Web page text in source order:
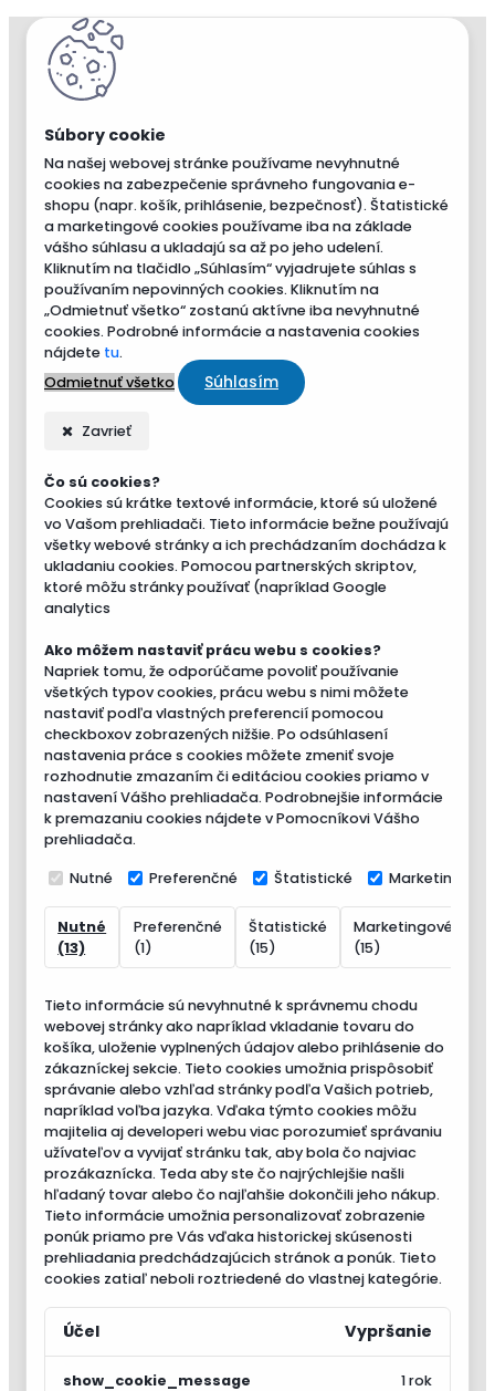
Na našej webovej stránke používame nevyhnutné
cookies na zabezpečenie správneho fungovania e-
shopu (napr. košík, prihlásenie, bezpečnosť). Štatistické
a marketingové cookies používame iba na základe
vášho súhlasu a ukladajú sa až po jeho udelení.
Kliknutím na tlačidlo „Súhlasím“ vyjadrujete súhlas s
používaním nepovinných cookies. Kliknutím na
„Odmietnuť všetko“ zostanú aktívne iba nevyhnutné
cookies. Podrobné informácie a nastavenia cookies
nájdete tu.
Odmietnuť všetko
Súhlasím
Zavrieť
Čo sú cookies?
Cookies sú krátke textové informácie, ktoré sú uložené
vo Vašom prehliadači. Tieto informácie bežne používajú
všetky webové stránky a ich prechádzaním dochádza k
ukladaniu cookies. Pomocou partnerských skriptov,
ktoré môžu stránky používať (napríklad Google
analytics
Ako môžem nastaviť prácu webu s cookies?
Napriek tomu, že odporúčame povoliť používanie
všetkých typov cookies, prácu webu s nimi môžete
nastaviť podľa vlastných preferencií pomocou
checkboxov zobrazených nižšie. Po odsúhlasení
nastavenia práce s cookies môžete zmeniť svoje
rozhodnutie zmazaním či editáciou cookies priamo v
nastavení Vášho prehliadača. Podrobnejšie informácie
k premazaniu cookies nájdete v Pomocníkovi Vášho
prehliadača.
Nutné Preferenčné Štatistické Marketingové
Nutné
(13)
Preferenčné
(1)
Štatistické
(15)
Marketingové
(15)
Tieto informácie sú nevyhnutné k správnemu chodu
webovej stránky ako napríklad vkladanie tovaru do
košíka, uloženie vyplnených údajov alebo prihlásenie do
zákazníckej sekcie. Tieto cookies umožnia prispôsobiť
správanie alebo vzhľad stránky podľa Vašich potrieb,
napríklad voľba jazyka. Vďaka týmto cookies môžu
majitelia aj developeri webu viac porozumieť správaniu
užívateľov a vyvijať stránku tak, aby bola čo najviac
prozákaznícka. Teda aby ste čo najrýchlejšie našli
hľadaný tovar alebo čo najľahšie dokončili jeho nákup.
Tieto informácie umožnia personalizovať zobrazenie
ponúk priamo pre Vás vďaka historickej skúsenosti
prehliadania predchádzajúcich stránok a ponúk. Tieto
cookies zatiaľ neboli roztriedené do vlastnej kategórie.
Účel Vypršanie
show_cookie_message
1 rok